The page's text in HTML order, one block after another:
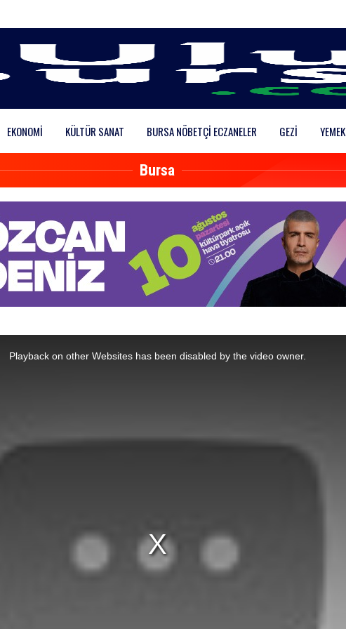
EKONOMI KÜLTÜR SANAT BURSA NÖBETÇI ECZANELER GEZI YEMEK
Bursa
Playback on other Websites has been disabled by the video owner.